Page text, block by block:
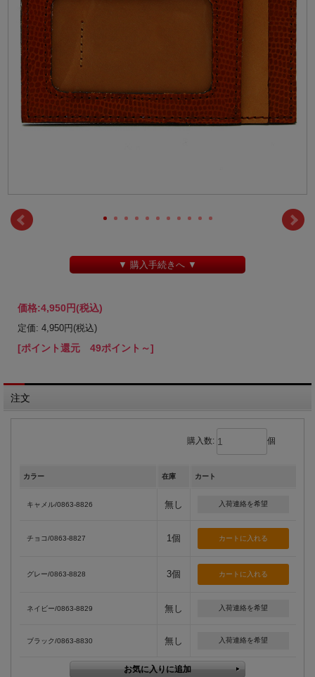
▼ 購入手続きへ ▼
価格:4,950円(税込)
定価: 4,950円(税込)
[ポイント還元 49ポイント～]
注文
購入数: 個
カラー 在庫 カート
キャメル/0863-8826 無し 入荷連絡を希望
チョコ/0863-8827 1個
グレー/0863-8828 3個
ネイビー/0863-8829 無し 入荷連絡を希望
ブラック/0863-8830 無し 入荷連絡を希望